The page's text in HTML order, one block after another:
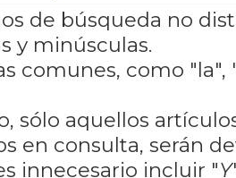
de búsqueda no
y minúsculas.
comunes, como "la",
sólo aquellos
en consulta, serán
innecesario incluir "Y